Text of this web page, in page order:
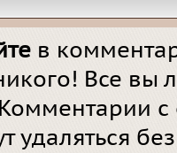
в
Все вы
удаляться